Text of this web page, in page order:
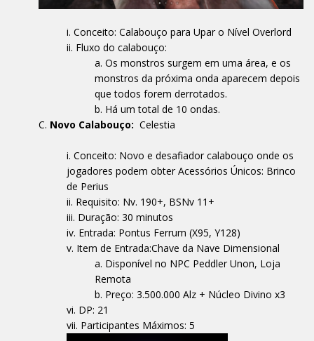
Conceito: Calabouço para Upar o Nível Overlord
Fluxo do calabouço:
Os monstros surgem em uma área, e os
monstros da próxima onda aparecem depois
que todos forem derrotados.
Há um total de 10 ondas.
Novo Calabouço: Celestia
Conceito: Novo e desafiador calabouço onde os
jogadores podem obter Acessórios Únicos: Brinco
de Perius
Requisito: Nv. 190+, BSNv 11+
Duração: 30 minutos
Entrada: Pontus Ferrum (X95, Y128)
Item de Entrada:Chave da Nave Dimensional
Disponível no NPC Peddler Unon, Loja
Remota
Preço: 3.500.000 Alz + Núcleo Divino x3
DP: 21
Participantes Máximos: 5